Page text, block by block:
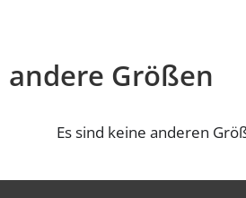
andere Größen
Es sind keine anderen